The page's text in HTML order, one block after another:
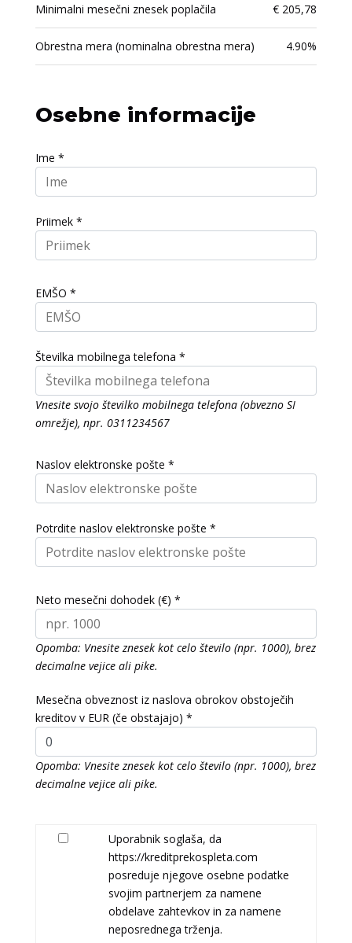
Minimalni mesečni znesek poplačila € 205,78
Obrestna mera (nominalna obrestna mera) 4.90%
Osebne informacije
Ime *
Priimek *
EMŠO *
Številka mobilnega telefona *
Vnesite svojo številko mobilnega telefona (obvezno SI
omrežje), npr. 0311234567
Naslov elektronske pošte *
Potrdite naslov elektronske pošte *
Neto mesečni dohodek (€) *
Opomba: Vnesite znesek kot celo število (npr. 1000), brez
decimalne vejice ali pike.
Mesečna obveznost iz naslova obrokov obstoječih
kreditov v EUR (če obstajajo) *
Opomba: Vnesite znesek kot celo število (npr. 1000), brez
decimalne vejice ali pike.
Uporabnik soglaša, da
https://kreditprekospleta.com
posreduje njegove osebne podatke
svojim partnerjem za namene
obdelave zahtevkov in za namene
neposrednega trženja.